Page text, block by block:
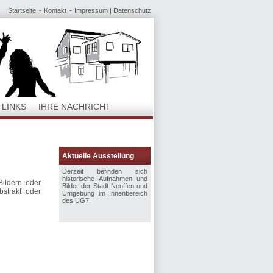
Startseite Kontakt Impressum | Datenschutz
LINKS IHRE NACHRICHT
Aktuelle Ausstellung
Derzeit befinden sich
historische Aufnahmen und
Bilder der Stadt Neuffen und
Umgebung im Innenbereich
des UG7.
oder
oder